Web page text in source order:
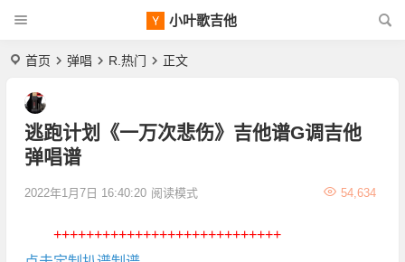
小叶歌吉他
首页 弹唱 R.热门 正文
逃跑计划《一万次悲伤》吉他谱G调吉他
弹唱谱
2022年1月7日 16:40:20 54,634
阅读模式
++++++++++++++++++++++++++++